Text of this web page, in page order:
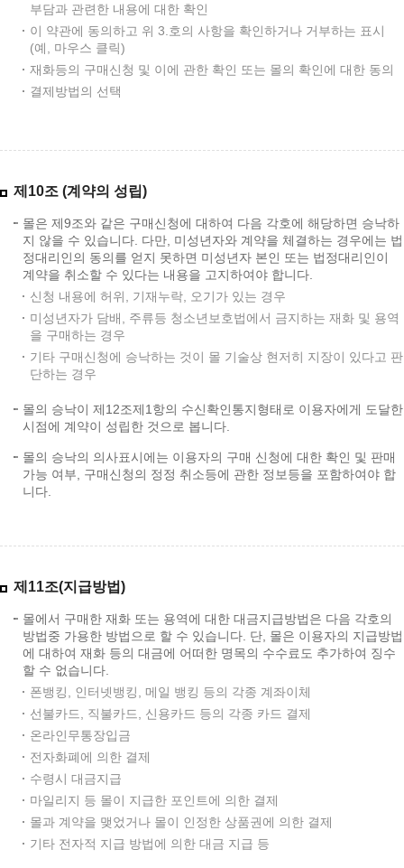
부담과 관련한 내용에 대한 확인
이 약관에 동의하고 위 3.호의 사항을 확인하거나 거부하는 표시
(예, 마우스 클릭)
재화등의 구매신청 및 이에 관한 확인 또는 몰의 확인에 대한 동의
결제방법의 선택
제10조 (계약의 성립)
몰은 제9조와 같은 구매신청에 대하여 다음 각호에 해당하면 승낙하
지 않을 수 있습니다. 다만, 미성년자와 계약을 체결하는 경우에는 법
정대리인의 동의를 얻지 못하면 미성년자 본인 또는 법정대리인이
계약을 취소할 수 있다는 내용을 고지하여야 합니다.
신청 내용에 허위, 기재누락, 오기가 있는 경우
미성년자가 담배, 주류등 청소년보호법에서 금지하는 재화 및 용역
을 구매하는 경우
기타 구매신청에 승낙하는 것이 몰 기술상 현저히 지장이 있다고 판
단하는 경우
몰의 승낙이 제12조제1항의 수신확인통지형태로 이용자에게 도달한
시점에 계약이 성립한 것으로 봅니다.
몰의 승낙의 의사표시에는 이용자의 구매 신청에 대한 확인 및 판매
가능 여부, 구매신청의 정정 취소등에 관한 정보등을 포함하여야 합
니다.
제11조(지급방법)
몰에서 구매한 재화 또는 용역에 대한 대금지급방법은 다음 각호의
방법중 가용한 방법으로 할 수 있습니다. 단, 몰은 이용자의 지급방법
에 대하여 재화 등의 대금에 어떠한 명목의 수수료도 추가하여 징수
할 수 없습니다.
폰뱅킹, 인터넷뱅킹, 메일 뱅킹 등의 각종 계좌이체
선불카드, 직불카드, 신용카드 등의 각종 카드 결제
온라인무통장입금
전자화폐에 의한 결제
수령시 대금지급
마일리지 등 몰이 지급한 포인트에 의한 결제
몰과 계약을 맺었거나 몰이 인정한 상품권에 의한 결제
기타 전자적 지급 방법에 의한 대금 지급 등